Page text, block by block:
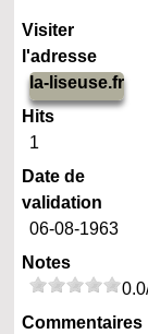
Visiter
l'adresse
la-liseuse.fr
Hits
1
Date de
validation
06-08-1963
Notes
Commentaires